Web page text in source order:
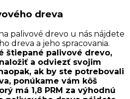
dreva
palivové drevo u nás nájdete
dreva a jeho spracovania.
štiepané palivové drevo,
a odviezť svojim
ak by ste potrebovali
ponúkame vám kôš
má 1,8 PRM za výhodnú